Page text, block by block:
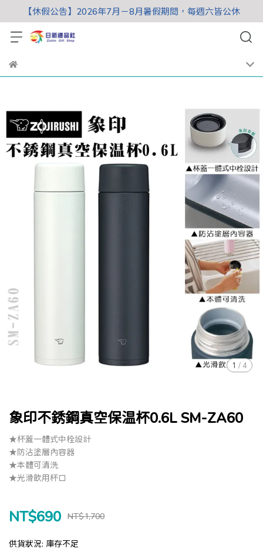
【休假公告】2026年7月－8月暑假期間，每週六皆公休
1 /4
象印不銹鋼真空保温杯0.6L SM-ZA60
★杯蓋一體式中栓設計
★防沾塗層內容器
★本體可清洗
★光滑飲用杯口
NT$690 NT$1,700
供貨狀況: 庫存不足